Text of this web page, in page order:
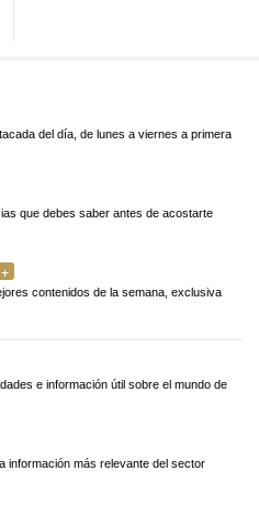
del día, de lunes a viernes a primera
que debes saber antes de acostarte
contenidos de la semana, exclusiva
e información útil sobre el mundo de
información más relevante del sector